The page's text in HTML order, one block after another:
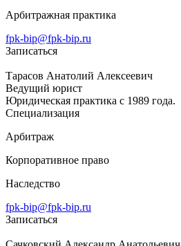
Арбитражная практика
fpk-bip@fpk-bip.ru
Записаться
Тарасов Анатолий Алексеевич
Ведущий юрист
Юридическая практика с 1989 года.
Специализация
Арбитраж
Корпоративное право
Наследство
fpk-bip@fpk-bip.ru
Записаться